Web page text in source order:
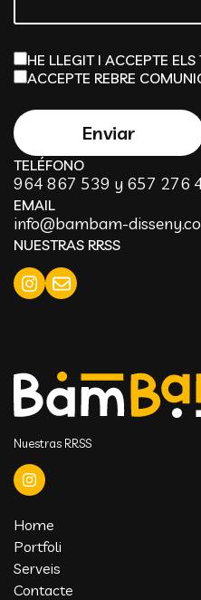
HE LLEGIT I ACCEPTE
ACCEPTE REBRE
TELÉFONO
964 867 539 y 657 276
EMAIL
info@bambam-
NUESTRAS RRSS
Nuestras RRSS
Home
Portfoli
Serveis
Contacte